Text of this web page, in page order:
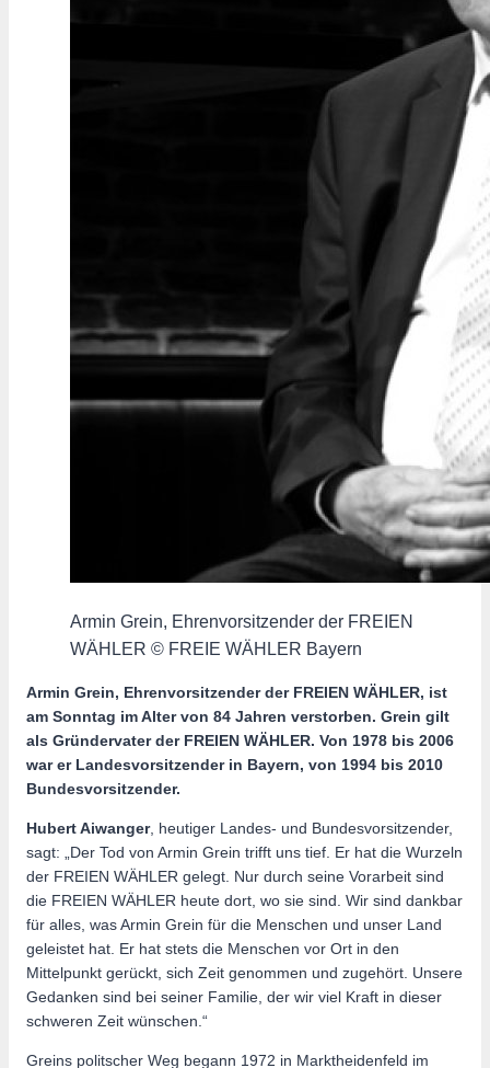
Armin Grein, Ehrenvorsitzender der FREIEN
WÄHLER © FREIE WÄHLER Bayern
Armin Grein, Ehrenvorsitzender der FREIEN WÄHLER, ist
am Sonntag im Alter von 84 Jahren verstorben. Grein gilt
als Gründervater der FREIEN WÄHLER. Von 1978 bis 2006
war er Landesvorsitzender in Bayern, von 1994 bis 2010
Bundesvorsitzender.
Hubert Aiwanger, heutiger Landes- und Bundesvorsitzender,
sagt: „Der Tod von Armin Grein trifft uns tief. Er hat die Wurzeln
der FREIEN WÄHLER gelegt. Nur durch seine Vorarbeit sind
die FREIEN WÄHLER heute dort, wo sie sind. Wir sind dankbar
für alles, was Armin Grein für die Menschen und unser Land
geleistet hat. Er hat stets die Menschen vor Ort in den
Mittelpunkt gerückt, sich Zeit genommen und zugehört. Unsere
Gedanken sind bei seiner Familie, der wir viel Kraft in dieser
schweren Zeit wünschen.“
Greins politscher Weg begann 1972 in Marktheidenfeld im